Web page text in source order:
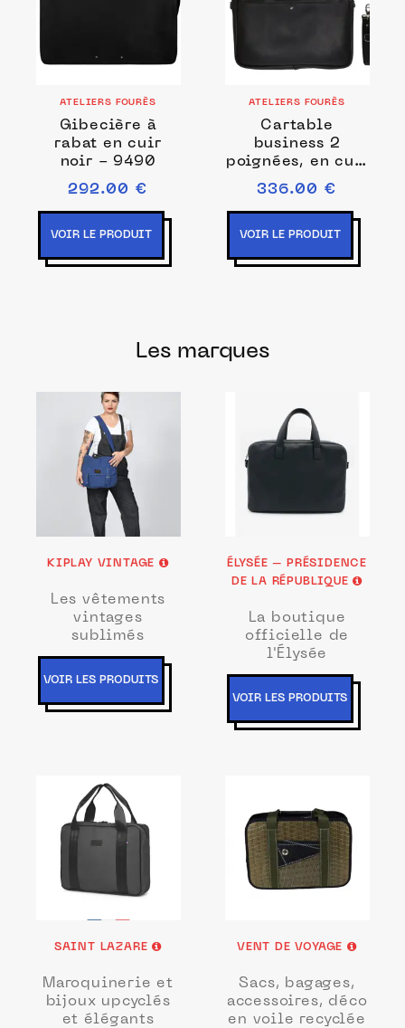
ATELIERS FOURÈS
Gibecière à
rabat en cuir
noir - 9490
292.00 €
VOIR LE PRODUIT
ATELIERS FOURÈS
Cartable
business 2
poignées, en cuir
noir - 9519
336.00 €
VOIR LE PRODUIT
Les marques
KIPLAY VINTAGE
Les vêtements
vintages
sublimés
VOIR LES PRODUITS
ÉLYSÉE – PRÉSIDENCE
DE LA RÉPUBLIQUE
La boutique
officielle de
l'Élysée
VOIR LES PRODUITS
SAINT LAZARE
Maroquinerie et
bijoux upcyclés
et élégants
VENT DE VOYAGE
Sacs, bagages,
accessoires, déco
en voile recyclée